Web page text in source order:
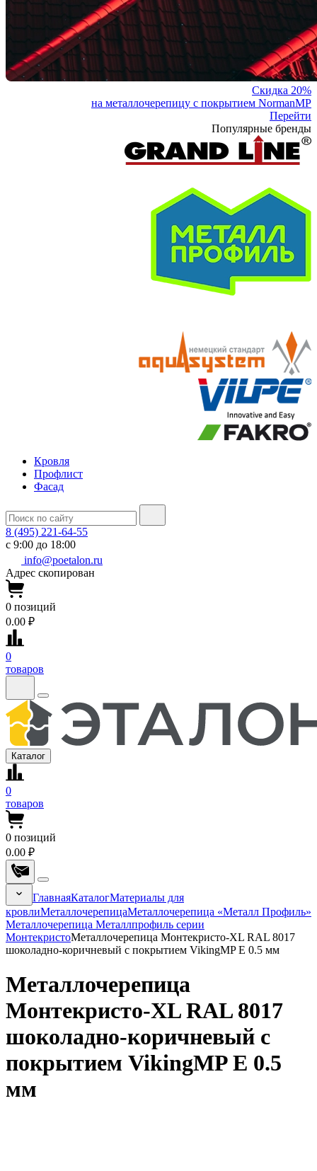
Скидка 20%
на металлочерепицу с покрытием NormanMP
Перейти
Популярные бренды
Кровля
Профлист
Фасад
8 (495) 221-64-55
с 9:00 до 18:00
info@poetalon.ru
Адрес скопирован
0 позиций
0.00 ₽
0
товаров
Каталог
0
товаров
0 позиций
0.00 ₽
ГлавнаяКаталогМатериалы для
кровлиМеталлочерепицаМеталлочерепица «Металл Профиль»
Металлочерепица Металлпрофиль серии
МонтекристоМеталлочерепица Монтекристо-XL RAL 8017
шоколадно-коричневый с покрытием VikingMP E 0.5 мм
Металлочерепица
Монтекристо-XL RAL 8017
шоколадно-коричневый с
покрытием VikingMP E 0.5
мм